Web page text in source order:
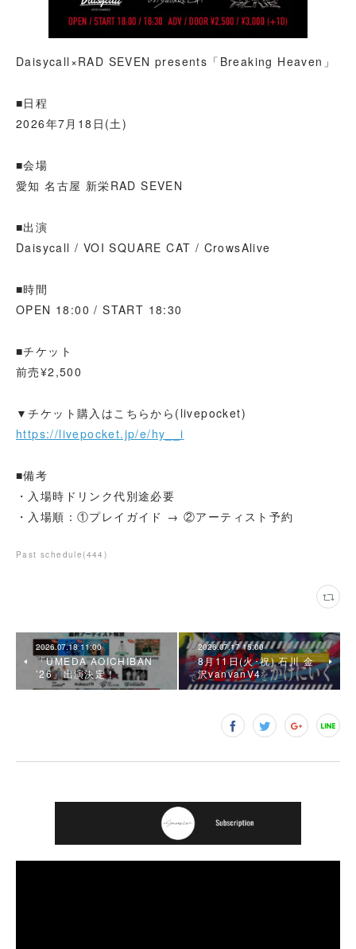
Daisycall×RAD SEVEN presents「Breaking Heaven」
■日程
2026年7月18日(土)
■会場
愛知 名古屋 新栄RAD SEVEN
■出演
Daisycall / VOI SQUARE CAT / CrowsAlive
■時間
OPEN 18:00 / START 18:30
■チケット
前売¥2,500
▼チケット購入はこちらから(livepocket)
https://livepocket.jp/e/hy__i
■備考
・入場時ドリンク代別途必要
・入場順：①プレイガイド → ②アーティスト予約
Past schedule (444 )
2026.07.18 11:00
「UMEDA AOICHIBAN
’26」出演決定！
2026.07.17 15:00
8月11日(火･祝) 石川 金
沢vanvanV4